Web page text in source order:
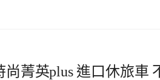
尚菁英plus 進口休旅車